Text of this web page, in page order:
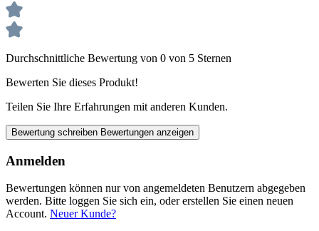
Durchschnittliche Bewertung von 0 von 5 Sternen
Bewerten Sie dieses Produkt!
Teilen Sie Ihre Erfahrungen mit anderen Kunden.
Bewertung schreiben Bewertungen anzeigen
Anmelden
Bewertungen können nur von angemeldeten Benutzern abgegeben
werden. Bitte loggen Sie sich ein, oder erstellen Sie einen neuen
Account. Neuer Kunde?